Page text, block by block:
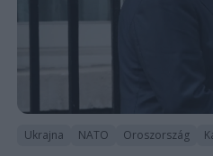
Ukrajna NATO Oroszország